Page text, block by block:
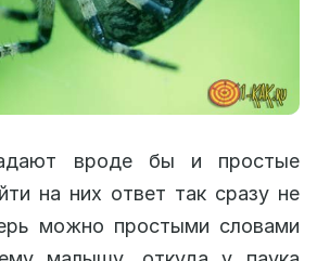
вроде бы и простые
на них ответ так сразу не
можно простыми словами